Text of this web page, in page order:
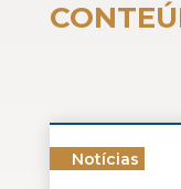
Notícias